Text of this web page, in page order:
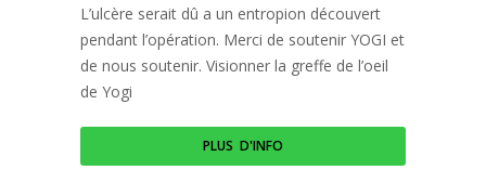
L’ulcère serait dû a un entropion découvert
pendant l’opération. Merci de soutenir YOGI et
de nous soutenir. Visionner la greffe de l’oeil
de Yogi
PLUS D'INFO